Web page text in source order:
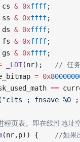
cs & 0xffff;
ss & 0xffff;
ds & 0xffff;
fs & 0xffff;
gs & 0xffff;
_LDT(nr);
// 任
= 0x
==
( "clts ; fnsave %0
页表。即在线性地址
(nr,p)) {
//如果